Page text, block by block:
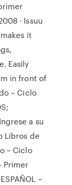
· Issuu
it
Easily
in front of
– Ciclo
a su
Libros de
– Ciclo
Primer
–